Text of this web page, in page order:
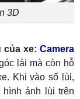
3D
của xe: Camera
lái mà còn hỗ
Khi vào số lùi,
ảnh lùi trên